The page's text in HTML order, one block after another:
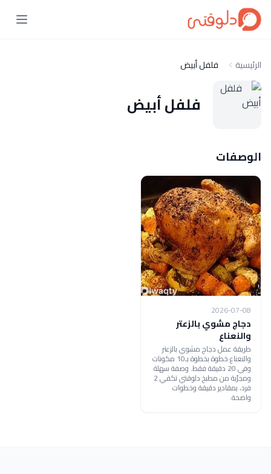
الرئيسية فلفل أبيض
فلفل أبيض
الوصفات
2026-07-08
دجاج مشوي بالزعتر
والنعناع
طريقة عمل دجاج مشوي بالزعتر
والنعناع خطوة بخطوة بـ10 مكونات
وفي 20 دقيقة فقط. وصفة سهلة
ومجرّبة من مطبخ دلوقتي تكفي 2
فرد، بمقادير دقيقة وخطوات
واضحة.